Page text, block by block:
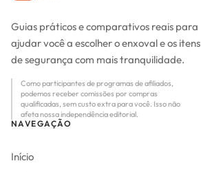
Guias práticos e comparativos reais para
ajudar você a escolher o enxoval e os itens
de segurança com mais tranquilidade.
Como participantes de programas de afiliados,
podemos receber comissões por compras
qualificadas, sem custo extra para você. Isso não
afeta nossa independência editorial.
NAVEGAÇÃO
Início